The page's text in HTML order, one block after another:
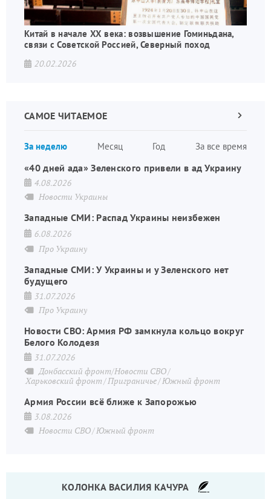
Китай в начале XX века: возвышение Гоминьдана,
связи с Советской Россией, Северный поход
20.02.2026
САМОЕ ЧИТАЕМОЕ
За неделю Месяц Год За все время
Следующая
«40 дней ада» Зеленского привели в ад Украину
4.08.2026
Новости Украины
Западные СМИ: Распад Украины неизбежен
6.08.2026
Про Украину
Западные СМИ: У Украины и у Зеленского нет
будущего
31.07.2026
Про Украину
Новости СВО: Армия РФ замкнула кольцо вокруг
Белого Колодезя
31.07.2026
Донбасский фронт/Новости СВО
Харьковский фронт Приграничье Южный фронт
Армия России всё ближе к Запорожью
3.08.2026
Новости СВО Южный фронт
КОЛОНКА ВАСИЛИЯ КАЧУРА